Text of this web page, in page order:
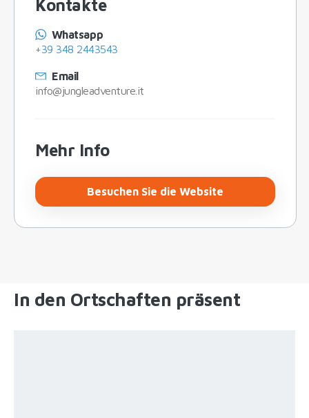
Kontakte
Whatsapp
+39 348 2443543
Email
info@jungleadventure.it
Mehr Info
Besuchen Sie die Website
In den Ortschaften präsent